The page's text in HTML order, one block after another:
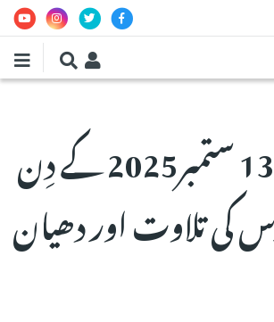
آج مورخہ 13 ستمبر2025 کے دِن
کی تلاوت اور دھیان